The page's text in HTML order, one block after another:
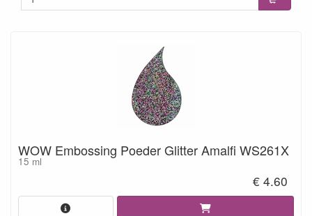
WOW Embossing Poeder Glitter Amalfi WS261X
15 ml
€ 4.60